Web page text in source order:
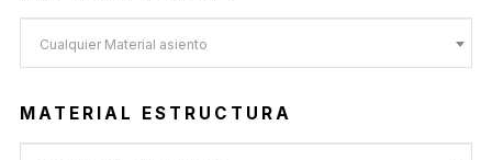
Cualquier Material asiento
MATERIAL ESTRUCTURA